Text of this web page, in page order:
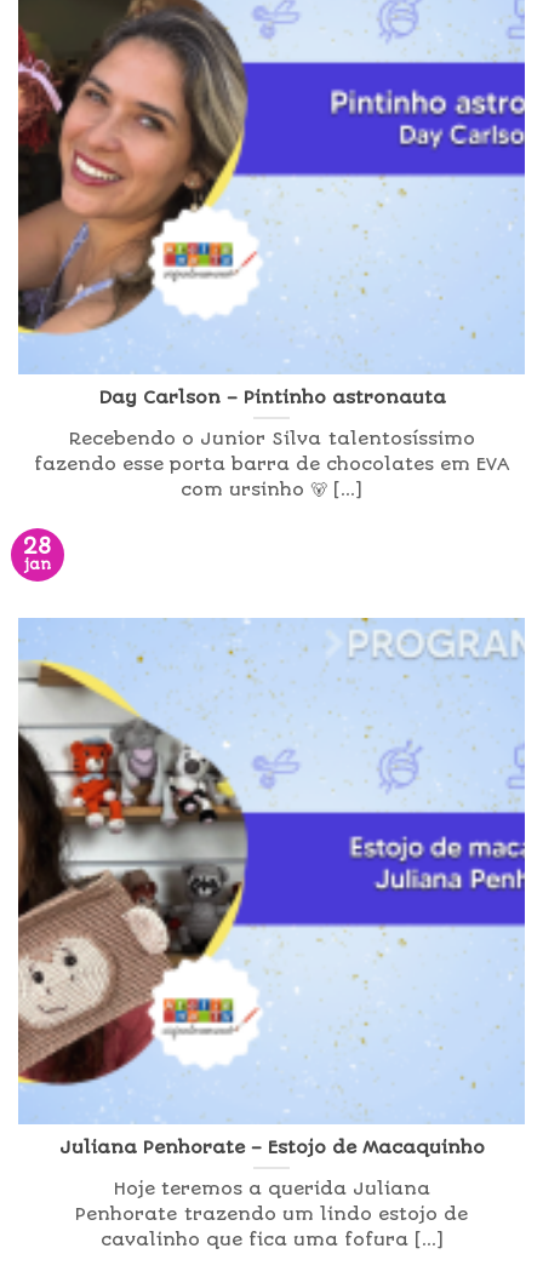
Day Carlson – Pintinho astronauta
Recebendo o Junior Silva talentosíssimo
fazendo esse porta barra de chocolates em EVA
com ursinho 🐻 [...]
28
jan
Juliana Penhorate – Estojo de Macaquinho
Hoje teremos a querida Juliana
Penhorate trazendo um lindo estojo de
cavalinho que fica uma fofura [...]